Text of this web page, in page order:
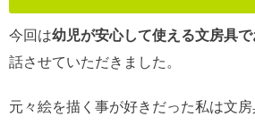
今回は幼児が安心して使える文房具
話させていただきました。
元々絵を描く事が好きだった私は文